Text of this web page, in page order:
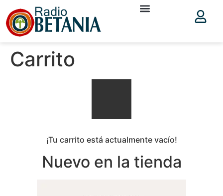
Carrito
¡Tu carrito está actualmente vacío!
Nuevo en la tienda